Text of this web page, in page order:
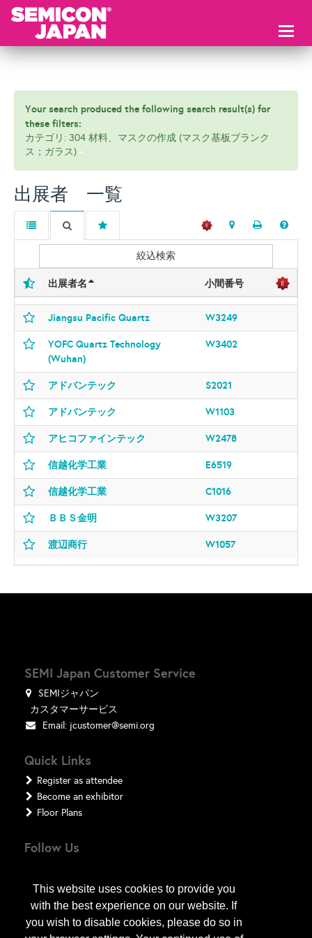
This website uses cookies to provide you
with the best experience on our website. If
you wish to disable cookies, please do so in
Your search produced the following search result(s) for
these filters:
カテゴリ: 304 材料、マスクの作成 (マスク基板ブランク
ス；ガラス)
出展者 一覧
絞込検索
出展者名 小間番号
Jiangsu Pacific Quartz W3249
YOFC Quartz Technology
(Wuhan)
W3402
アドバンテック S2021
アドバンテック W1103
アヒコファインテック W2478
信越化学工業 E6519
信越化学工業 C1016
ＢＢＳ金明 W3207
渡辺商行 W1057
SEMI Japan Customer Service
SEMIジャパン
カスタマーサービス
Email: jcustomer@semi.org
Quick Links
Register as attendee
Become an exhibitor
Floor Plans
Follow Us